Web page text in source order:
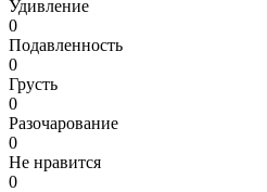
Удивление
0
Подавленность
0
Грусть
0
Разочарование
0
Не нравится
0